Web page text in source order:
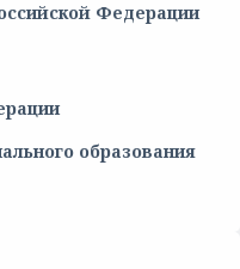
Федерации
образования